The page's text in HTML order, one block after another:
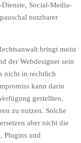
Social-Media-
nutzbarer
bringt meist
der Webdesigner sein
nicht in rechtlich
kann darin
gestellten,
zu nutzen. Solche
aber nicht die
Plugins und